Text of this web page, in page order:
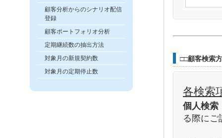
顧客分析からのシナリオ配信
登録
顧客ポートフォリオ分析
定期継続数の抽出方法
対象月の新規契約数
対象月の定期停止数
□□顧客検索
各検索
個人検索
る際にご